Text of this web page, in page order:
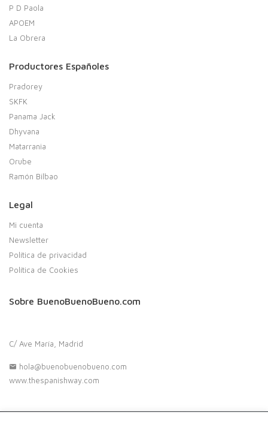
P D Paola
APOEM
La Obrera
Productores Españoles
Pradorey
SKFK
Panama Jack
Dhyvana
Matarrania
Orube
Ramón Bilbao
Legal
Mi cuenta
Newsletter
Política de privacidad
Política de Cookies
Sobre BuenoBuenoBueno.com
C/ Ave María, Madrid
hola@buenobuenobueno.com
www.thespanishway.com